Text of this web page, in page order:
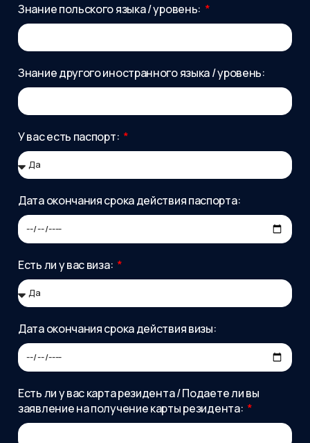
Знание польского языка / уровень:
Знание другого иностранного языка / уровень:
У вас есть паспорт:
Дата окончания срока действия паспорта:
Есть ли у вас виза:
Дата окончания срока действия визы:
Есть ли у вас карта резидента / Подаете ли вы
заявление на получение карты резидента: